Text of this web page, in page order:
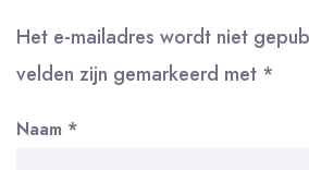
Het e-mailadres wordt niet
velden zijn gemarkeerd met *
Naam *